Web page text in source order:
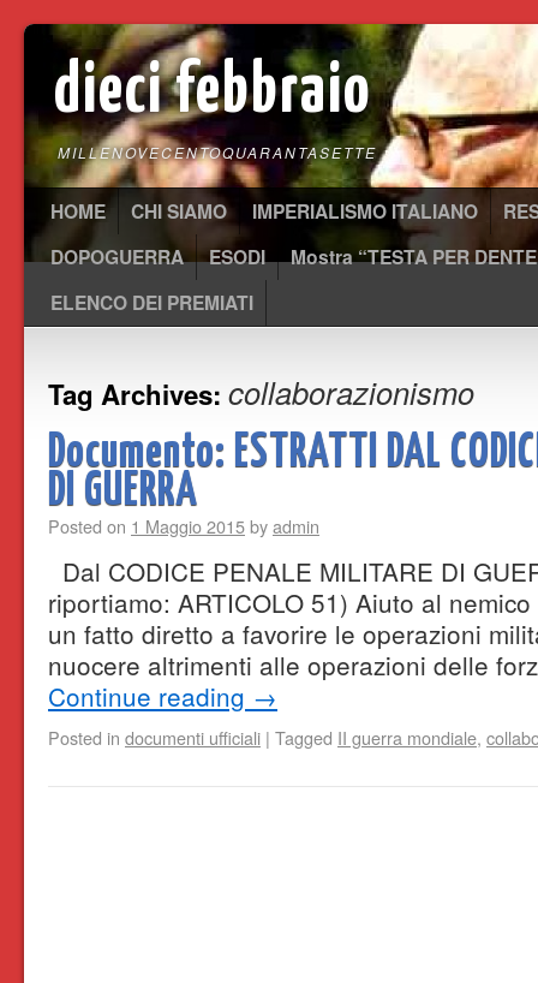
dieci febbraio
MILLENOVECENTOQUARANTASETTE
HOME CHI SIAMO IMPERIALISMO ITALIANO
DOPOGUERRA
ESODI
Mostra “TESTA PER
ELENCO DEI PREMIATI
Tag Archives: collaborazionismo
Documento: ESTRATTI DAL
DI GUERRA
Posted on 1 Maggio 2015byadmin
Dal CODICE PENALE MILITARE DI
riportiamo: ARTICOLO 51) Aiuto al
un fatto diretto a favorire le operazioni
nuocere altrimenti alle operazioni delle
Continue reading →
Posted in documenti ufficiali | Tagged II guerra mondiale,